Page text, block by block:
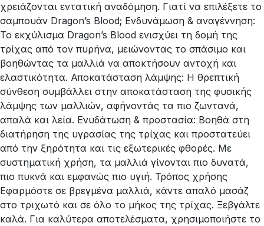
χρειάζονται εντατική αναδόμηση. Γιατί να επιλέξετε το
σαμπουάν Dragon’s Blood; Ενδυνάμωση & αναγέννηση:
Το εκχύλισμα Dragon’s Blood ενισχύει τη δομή της
τρίχας από τον πυρήνα, μειώνοντας το σπάσιμο και
βοηθώντας τα μαλλιά να αποκτήσουν αντοχή και
ελαστικότητα. Αποκατάσταση λάμψης: Η θρεπτική
σύνθεση συμβάλλει στην αποκατάσταση της φυσικής
λάμψης των μαλλιών, αφήνοντάς τα πιο ζωντανά,
απαλά και λεία. Ενυδάτωση & προστασία: Βοηθά στη
διατήρηση της υγρασίας της τρίχας και προστατεύει
από την ξηρότητα και τις εξωτερικές φθορές. Με
συστηματική χρήση, τα μαλλιά γίνονται πιο δυνατά,
πιο πυκνά και εμφανώς πιο υγιή. Τρόπος χρήσης
Εφαρμόστε σε βρεγμένα μαλλιά, κάντε απαλό μασάζ
στο τριχωτό και σε όλο το μήκος της τρίχας. Ξεβγάλτε
καλά. Για καλύτερα αποτελέσματα, χρησιμοποιήστε το